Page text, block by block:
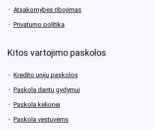
Atsakomybės ribojimas
Privatumo politika
Kitos vartojimo paskolos
Kredito unijų paskolos
Paskola dantų gydymui
Paskola kelionei
Paskola vestuvėms